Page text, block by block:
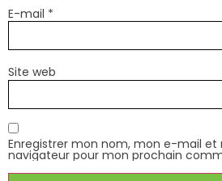
E-mail *
Site web
Enregistrer mon nom, mon e-mail et
navigateur pour mon prochain